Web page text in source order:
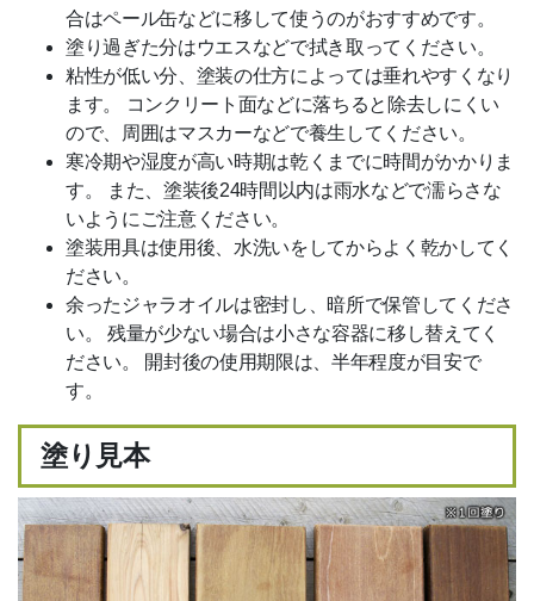
合はペール缶などに移して使うのがおすすめです。
塗り過ぎた分はウエスなどで拭き取ってください。
粘性が低い分、塗装の仕方によっては垂れやすくなり
ます。 コンクリート面などに落ちると除去しにくい
ので、周囲はマスカーなどで養生してください。
寒冷期や湿度が高い時期は乾くまでに時間がかかりま
す。 また、塗装後24時間以内は雨水などで濡らさな
いようにご注意ください。
塗装用具は使用後、水洗いをしてからよく乾かしてく
ださい。
余ったジャラオイルは密封し、暗所で保管してくださ
い。 残量が少ない場合は小さな容器に移し替えてく
ださい。 開封後の使用期限は、半年程度が目安で
す。
塗り見本